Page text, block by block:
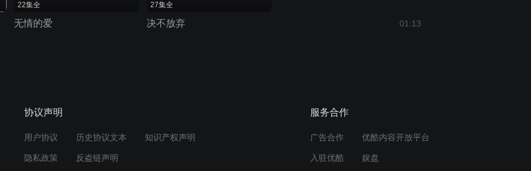
01:13
22集全
无情的爱
27集全
决不放弃
协议声明
用户协议 历史协议文本 知识产权声明
隐私政策 反盗链声明
服务合作
广告合作 优酷内容开放平台
入驻优酷 娱盘